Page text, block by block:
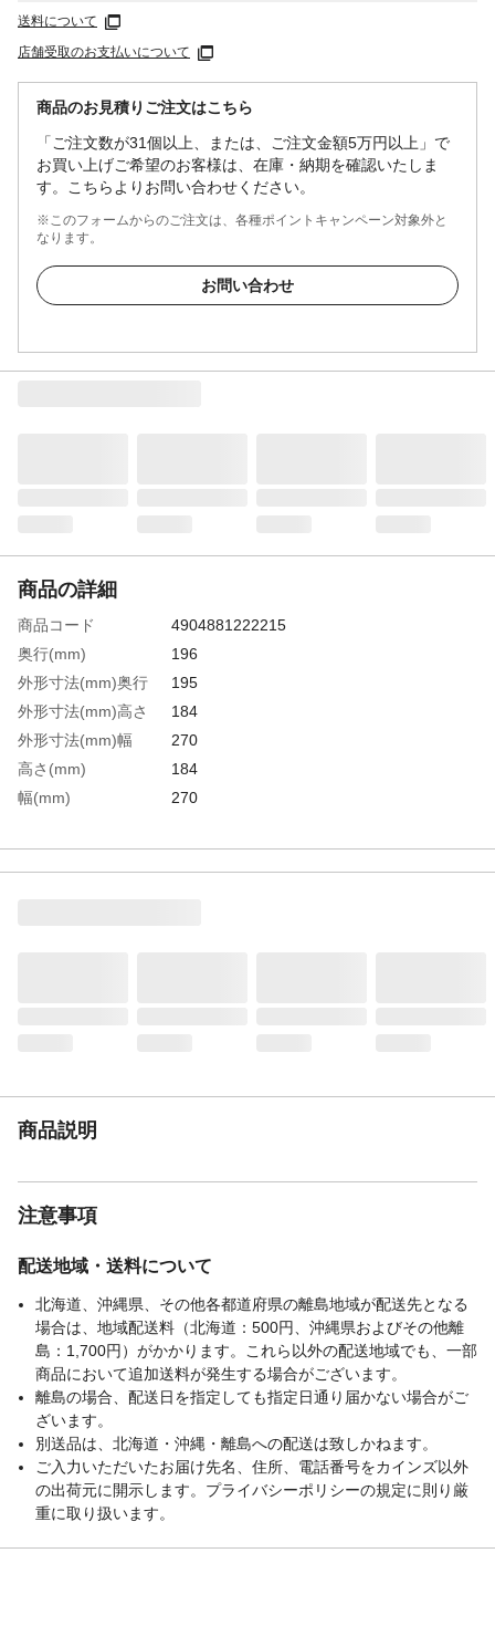
送料について
店舗受取のお支払いについて
商品のお見積りご注文はこちら
「ご注文数が31個以上、または、ご注文金額5万円以上」で
お買い上げご希望のお客様は、在庫・納期を確認いたしま
す。こちらよりお問い合わせください。
※このフォームからのご注文は、各種ポイントキャンペーン対象外と
なります。
お問い合わせ
商品の詳細
商品コード
4904881222215
奥行(mm)
196
外形寸法(mm)奥行
195
外形寸法(mm)高さ
184
外形寸法(mm)幅
270
高さ(mm)
184
幅(mm)
270
生産国
日本
商品説明
注意事項
配送地域・送料について
北海道、沖縄県、その他各都道府県の離島地域が配送先となる
場合は、地域配送料（北海道：500円、沖縄県およびその他離
島：1,700円）がかかります。これら以外の配送地域でも、一部
商品において追加送料が発生する場合がございます。
離島の場合、配送日を指定しても指定日通り届かない場合がご
ざいます。
別送品は、北海道・沖縄・離島への配送は致しかねます。
ご入力いただいたお届け先名、住所、電話番号をカインズ以外
の出荷元に開示します。プライバシーポリシーの規定に則り厳
重に取り扱います。